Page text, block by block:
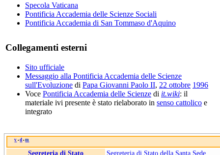
Specola Vaticana
Pontificia Accademia delle Scienze Sociali
Pontificia Accademia di San Tommaso d'Aquino
Collegamenti esterni
Sito ufficiale
Messaggio alla Pontificia Accademia delle Scienze
sull'Evoluzione di Papa Giovanni Paolo II, 22 ottobre 1996
Voce Pontificia Accademia delle Scienze di it.wiki: il
materiale ivi presente è stato rielaborato in senso cattolico e
integrato
v • d • m
Segreteria di Stato Segreteria di Stato della Santa Sede